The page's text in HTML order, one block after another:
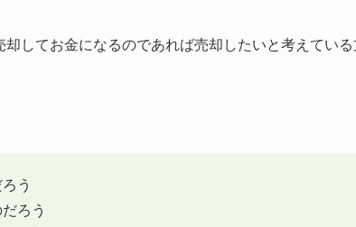
してお金になるのであれば売却したいと考えてい
う
ろう